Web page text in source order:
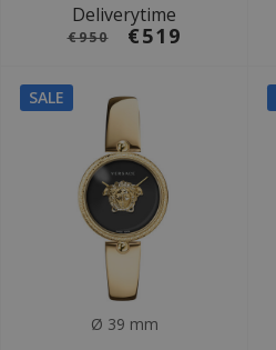
Deliverytime
€950 €519
SALE
Ø 39 mm